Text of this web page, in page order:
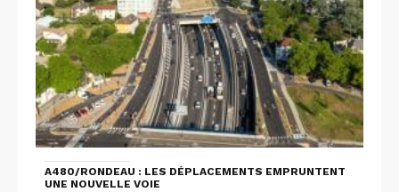
A480/RONDEAU : LES DÉPLACEMENTS EMPRUNTENT
UNE NOUVELLE VOIE